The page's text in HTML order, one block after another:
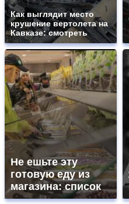
Как выглядит место
крушение вертолета на
Кавказе: смотреть
Не ешьте эту
готовую еду из
магазина: список